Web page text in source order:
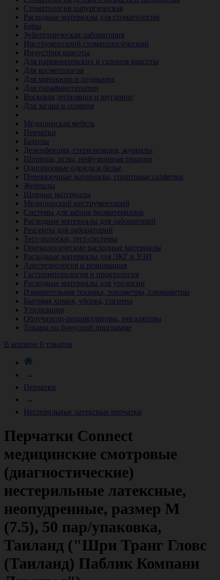
Стоматология хирургическая
Расходные материалы для стоматологии
Боры
Зуботехническая лаборатория
Инструментарий стоматологический
Индустрия красоты
Для парикмахерских и салонов красоты
Для косметологов
Для маникюра и педикюра
Для парафинотерапии
Восковая депиляция и шугаринг
Для загара и солярия
Медицинская мебель
Перчатки
Бахилы
Дезинфекция, стерилизация, журналы
Шприцы, иглы, инфузионная терапия
Одноразовые одежда и белье
Перевязочные материалы, спиртовые салфетки
Журналы
Шовные материалы
Медицинский инструментарий
Системы для забора биоматериалов
Расходные материалы для лабораторий
Реагенты для лабораторий
Тест-полоски, тест-системы
Гинекологические расходные материалы
Расходные материалы для ЭКГ и УЗИ
Анестезиология и реанимация
Гастроэнтерология и проктология
Расходные материалы для урологии
Измерительная техника, тонометры, глюкометры
Бытовая химия, уборка, гигиена
Утилизация
Облучатели-рециркуляторы, ингаляторы
Товары по бонусной программе
В корзине 0 товаров
→
Перчатки
→
Нестерильные латексные перчатки
Перчатки Connect
медицинские смотровые
(диагностические)
нестерильные латексные,
неопудренные, размер M
(7.5), 50 пар/упаковка,
Таиланд ("Шри Транг Гловс
(Таиланд) Паблик Компани